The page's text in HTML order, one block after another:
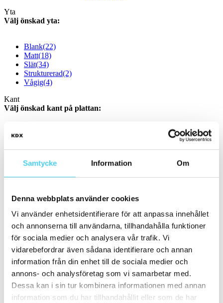
Samtycke Information Om
Denna webbplats använder cookies
Vi använder enhetsidentifierare för att anpassa innehållet
och annonserna till användarna, tillhandahålla funktioner
för sociala medier och analysera vår trafik. Vi
vidarebefordrar även sådana identifierare och annan
information från din enhet till de sociala medier och
annons- och analysföretag som vi samarbetar med.
Dessa kan i sin tur kombinera informationen med annan
information som du har tillhandahållit eller som de har
Yta
Välj önskad yta:
Blank(22)
Matt(18)
Slät(34)
Strukturerad(2)
Vågig(4)
Kant
Välj önskad kant på plattan:
m²
100 till 200 kr(7)
(8)
300 till 400 kr (3)
400 till 600 kr(16)
600 till 800 kr(1)
800 till 1000 kr
Sortera
Kakel 15010-1010 Colors Plain White/Accent White Satin